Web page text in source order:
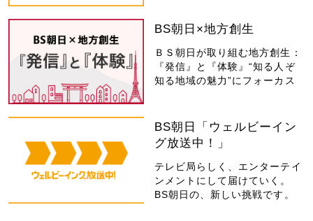
BS朝日×地方創生
ＢＳ朝日が取り組む地方創生：
『発信』と『体験』“知る人ぞ
知る地域の魅力”にフォーカス
BS朝日「ウェルビーイン
グ放送中！」
テレビ局らしく、エンターテイ
ンメントにして届けていく。
BS朝日の、新しい挑戦です。